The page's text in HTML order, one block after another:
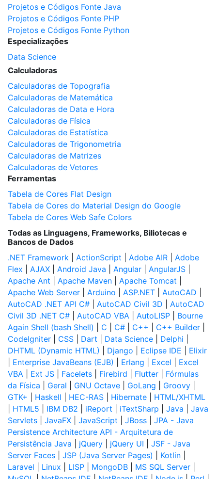
Projetos e Códigos Fonte Java
Projetos e Códigos Fonte PHP
Projetos e Códigos Fonte Python
Especializações
Data Science
Calculadoras
Calculadoras de Topografia
Calculadoras de Matemática
Calculadoras de Data e Hora
Calculadoras de Física
Calculadoras de Estatística
Calculadoras de Trigonometria
Calculadoras de Matrizes
Calculadoras de Vetores
Ferramentas
Tabela de Cores Flat Design
Tabela de Cores do Material Design do Google
Tabela de Cores Web Safe Colors
Todas as Linguagens, Frameworks, Biliotecas e
Bancos de Dados
.NET Framework
ActionScript Adobe AIR
Adobe
Flex
AJAX Android Java Angular AngularJS
Apache Ant
Apache Maven Apache Tomcat
Apache Web Server
Arduino ASP.NET AutoCAD
AutoCAD .NET API C#
AutoCAD Civil 3D
AutoCAD
Civil 3D .NET C#
AutoCAD VBA AutoLISP
Bourne
Again Shell (bash Shell)
C C# C++ C++ Builder
CodeIgniter
CSS Dart Data Science Delphi
DHTML (Dynamic HTML)
Django Eclipse IDE
Elixir
Enterprise JavaBeans (EJB) Erlang Excel
Excel
VBA
Ext JS Facelets Firebird Flutter
Fórmulas
da Física
Geral GNU Octave GoLang Groovy
GTK+
Haskell HEC-RAS Hibernate
HTML/XHTML
HTML5 IBM DB2 iReport iTextSharp Java
Java
Servlets
JavaFX JavaScript JBoss
JPA - Java
Persistence Architecture API - Arquitetura de
Persistência Java
jQuery jQuery UI
JSF - Java
Server Faces
JSP (Java Server Pages) Kotlin
Laravel
Linux LISP MongoDB MS SQL Server